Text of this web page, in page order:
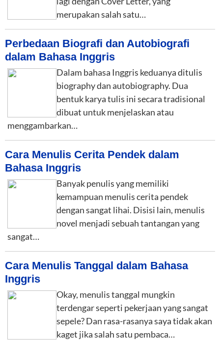
merupakan salah satu…
Perbedaan Biografi dan Autobiografi
dalam Bahasa Inggris
Dalam bahasa Inggris keduanya ditulis
biography dan autobiography. Dua
bentuk karya tulis ini secara tradisional
dibuat untuk menjelaskan atau
menggambarkan…
Cara Menulis Cerita Pendek dalam
Bahasa Inggris
Banyak penulis yang memiliki
kemampuan menulis cerita pendek
dengan sangat lihai. Disisi lain, menulis
novel menjadi sebuah tantangan yang
sangat…
Cara Menulis Tanggal dalam Bahasa
Inggris
Okay, menulis tanggal mungkin
terdengar seperti pekerjaan yang sangat
sepele? Dan rasa-rasanya saya tidak akan
kaget jika salah satu pembaca…